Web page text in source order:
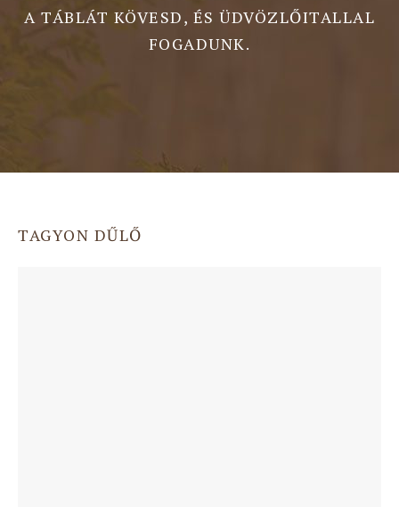
A TÁBLÁT KÖVESD, ÉS ÜDVÖZLŐITALLAL
FOGADUNK.
TAGYON DŰLŐ